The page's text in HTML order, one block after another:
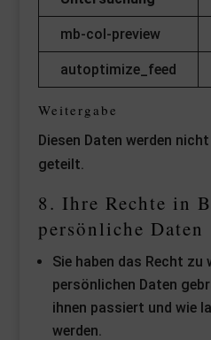
mb-col-preview
autoptimize_feed
Weitergabe
Diesen Daten werden
geteilt.
8. Ihre Rechte in
persönliche Daten
Sie haben das Recht zu
persönlichen Daten
ihnen passiert und wie
werden.